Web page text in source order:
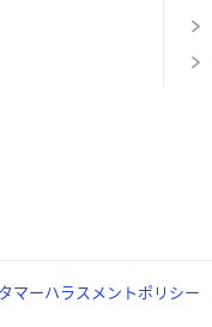
マーハラスメントポリシー